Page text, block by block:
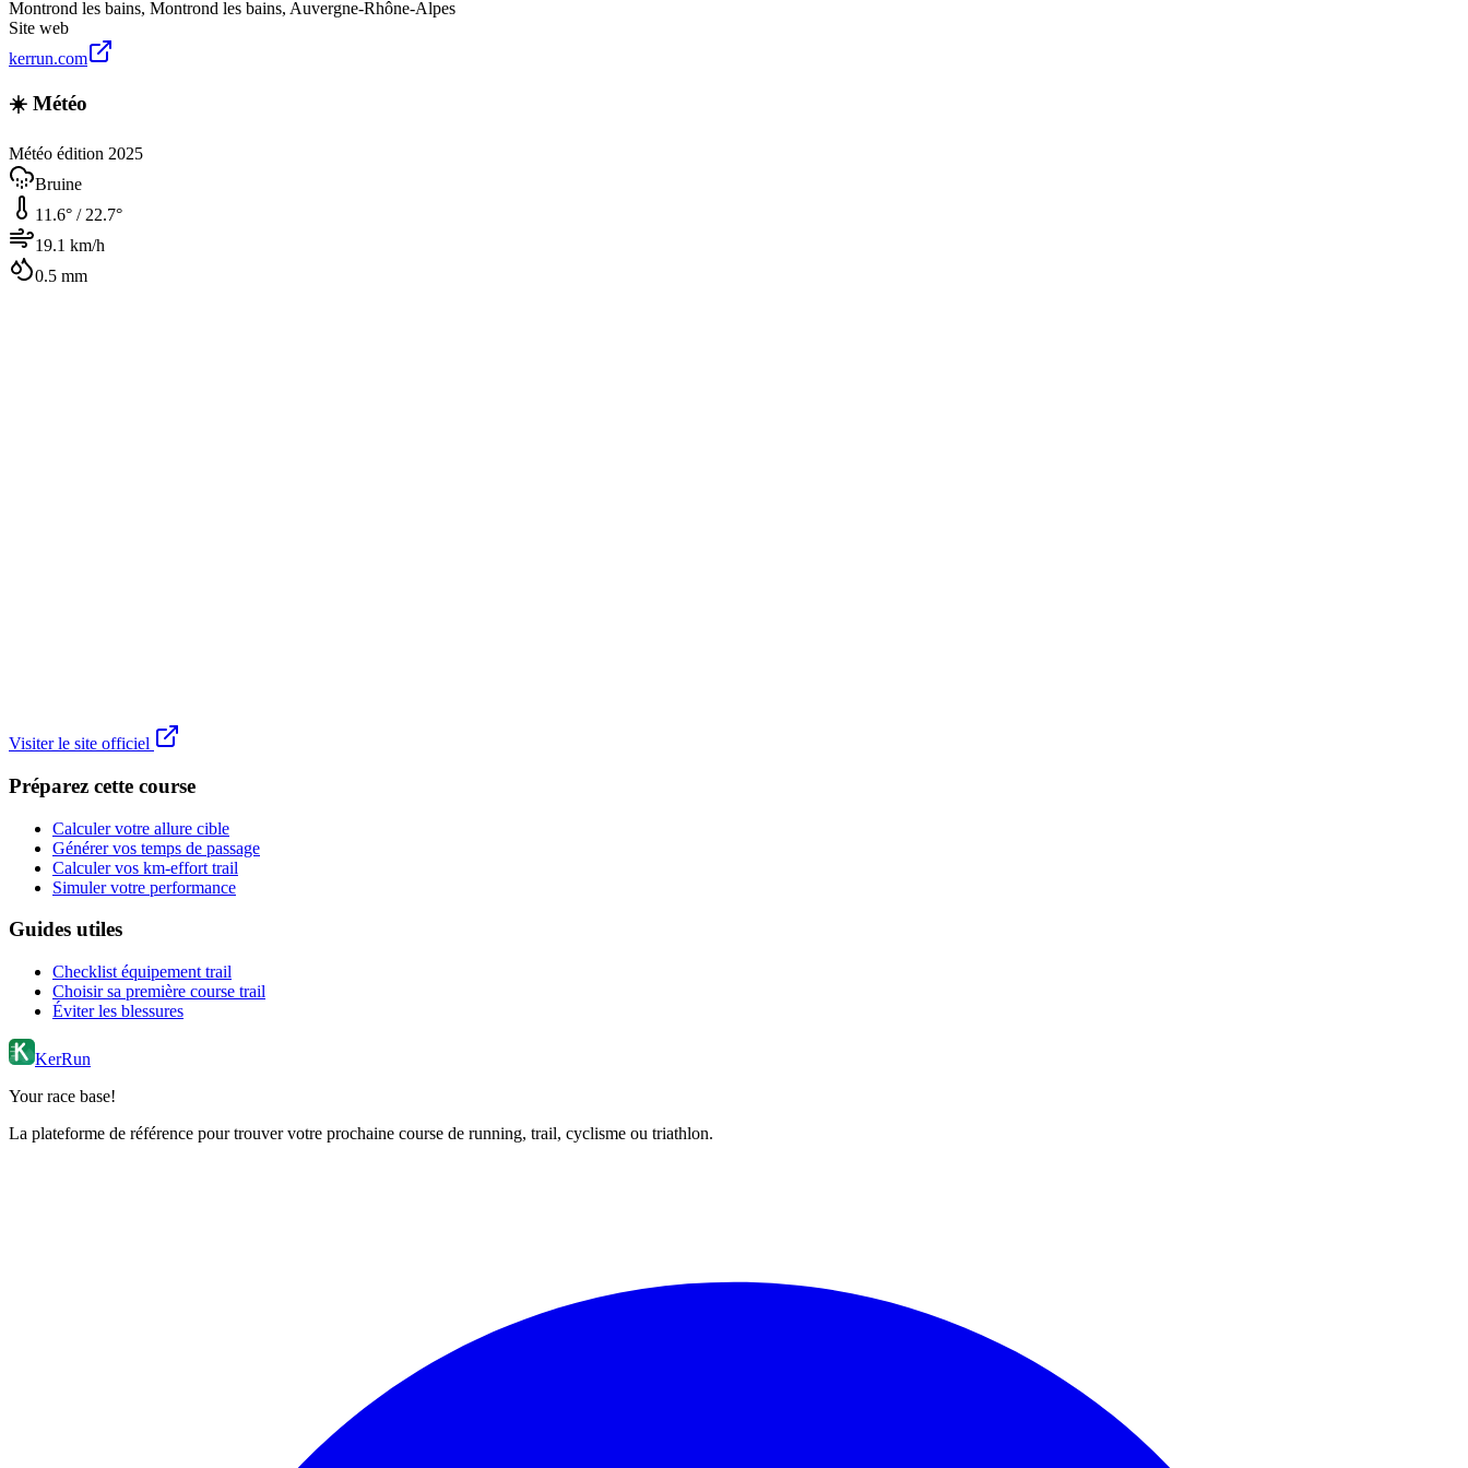
Montrond les bains, Montrond les bains, Auvergne-Rhône-Alpes
Site web
kerrun.com
☀️ Météo
Météo édition 2025
Bruine
11.6° / 22.7°
19.1 km/h
0.5 mm
Visiter le site officiel
Préparez cette course
Calculer votre allure cible
Générer vos temps de passage
Calculer vos km-effort trail
Simuler votre performance
Guides utiles
Checklist équipement trail
Choisir sa première course trail
Éviter les blessures
KerRun
Your race base!
La plateforme de référence pour trouver votre prochaine course de running, trail, cyclisme ou triathlon.